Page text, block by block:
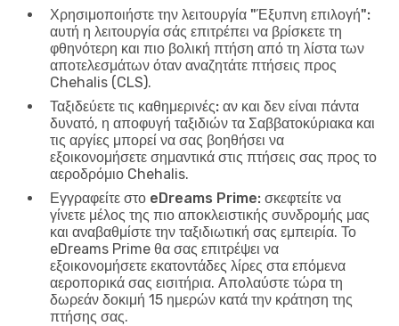
Χρησιμοποιήστε την λειτουργία "Έξυπνη επιλογή":
αυτή η λειτουργία σάς επιτρέπει να βρίσκετε τη
φθηνότερη και πιο βολική πτήση από τη λίστα των
αποτελεσμάτων όταν αναζητάτε πτήσεις προς
Chehalis (CLS).
Ταξιδεύετε τις καθημερινές: αν και δεν είναι πάντα
δυνατό, η αποφυγή ταξιδιών τα Σαββατοκύριακα και
τις αργίες μπορεί να σας βοηθήσει να
εξοικονομήσετε σημαντικά στις πτήσεις σας προς το
αεροδρόμιο Chehalis.
Εγγραφείτε στο eDreams Prime: σκεφτείτε να
γίνετε μέλος της πιο αποκλειστικής συνδρομής μας
και αναβαθμίστε την ταξιδιωτική σας εμπειρία. Το
eDreams Prime θα σας επιτρέψει να
εξοικονομήσετε εκατοντάδες λίρες στα επόμενα
αεροπορικά σας εισιτήρια. Απολαύστε τώρα τη
δωρεάν δοκιμή 15 ημερών κατά την κράτηση της
πτήσης σας.